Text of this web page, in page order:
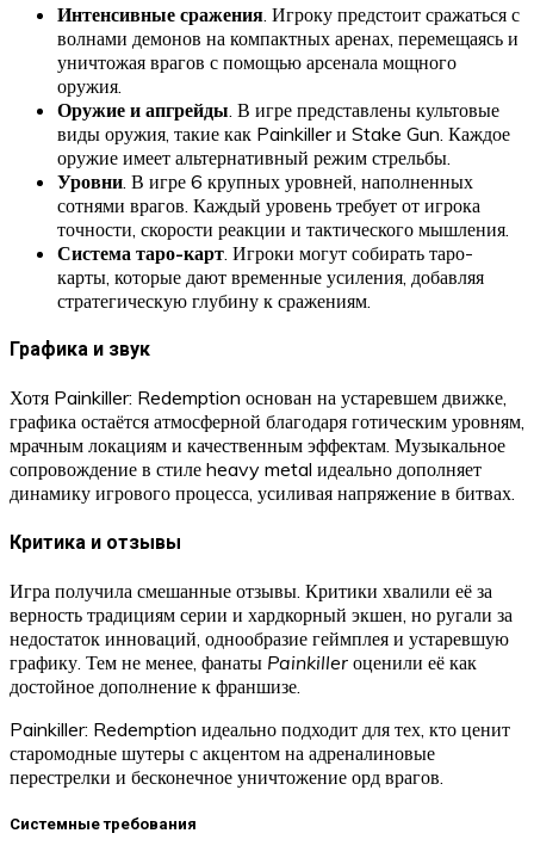
Интенсивные сражения . Игроку предстоит сражаться с
волнами демонов на компактных аренах, перемещаясь и
уничтожая врагов с помощью арсенала мощного
оружия.
Оружие и апгрейды . В игре представлены культовые
виды оружия, такие как Painkiller и Stake Gun. Каждое
оружие имеет альтернативный режим стрельбы.
Уровни . В игре 6 крупных уровней, наполненных
сотнями врагов. Каждый уровень требует от игрока
точности, скорости реакции и тактического мышления.
Система таро-карт . Игроки могут собирать таро-
карты, которые дают временные усиления, добавляя
стратегическую глубину к сражениям.
Графика и звук
Хотя Painkiller: Redemption основан на устаревшем движке,
графика остаётся атмосферной благодаря готическим уровням,
мрачным локациям и качественным эффектам. Музыкальное
сопровождение в стиле heavy metal идеально дополняет
динамику игрового процесса, усиливая напряжение в битвах.
Критика и отзывы
Игра получила смешанные отзывы. Критики хвалили её за
верность традициям серии и хардкорный экшен, но ругали за
недостаток инноваций, однообразие геймплея и устаревшую
графику. Тем не менее, фанаты Painkiller оценили её как
достойное дополнение к франшизе.
Painkiller: Redemption идеально подходит для тех, кто ценит
старомодные шутеры с акцентом на адреналиновые
перестрелки и бесконечное уничтожение орд врагов.
Системные требования